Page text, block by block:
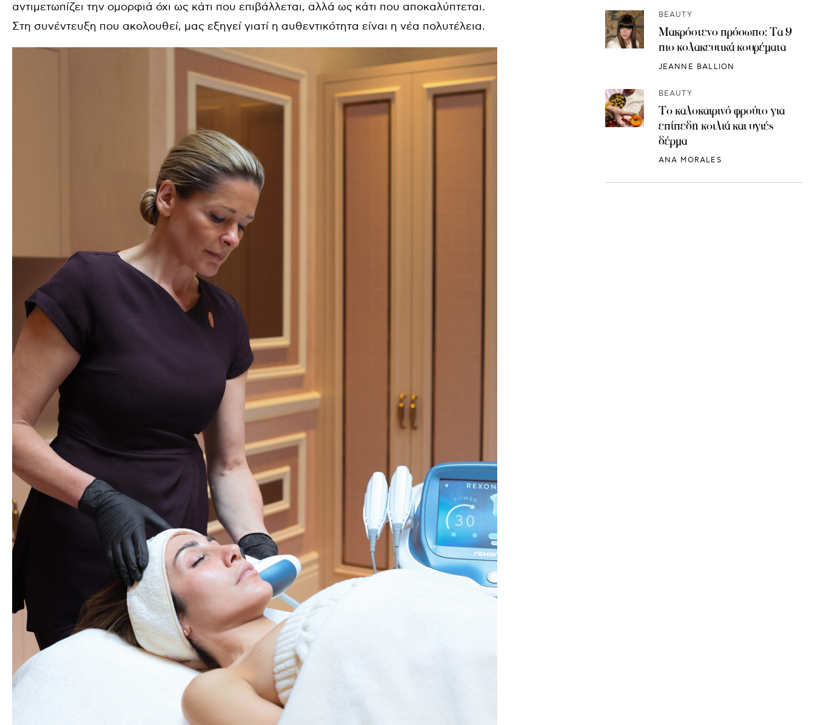
αντιμετωπίζει την ομορφιά όχι ως κάτι που επιβάλλεται, αλλά ως κάτι που αποκαλύπτεται.
Στη συνέντευξη που ακολουθεί, μας εξηγεί γιατί η αυθεντικότητα είναι η νέα πολυτέλεια.
BEAUTY
Μακρόστενο πρόσωπο: Τα 9
πιο κολακευτικά κουρέματα
JEANNE BALLION
BEAUTY
Το καλοκαιρινό φρούτο για
επίπεδη κοιλιά και υγιές
δέρμα
ANA MORALES